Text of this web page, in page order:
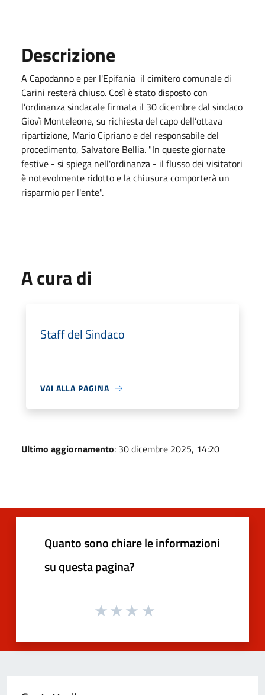
Descrizione
A Capodanno e per l'Epifania il cimitero comunale di
Carini resterà chiuso. Così è stato disposto con
l’ordinanza sindacale firmata il 30 dicembre dal sindaco
Giovì Monteleone, su richiesta del capo dell’ottava
ripartizione, Mario Cipriano e del responsabile del
procedimento, Salvatore Bellia. "In queste giornate
festive - si spiega nell'ordinanza - il flusso dei visitatori
è notevolmente ridotto e la chiusura comporterà un
risparmio per l'ente".
A cura di
Staff del Sindaco
VAI ALLA PAGINA
Ultimo aggiornamento: 30 dicembre 2025, 14:20
Quanto sono chiare le informazioni
su questa pagina?